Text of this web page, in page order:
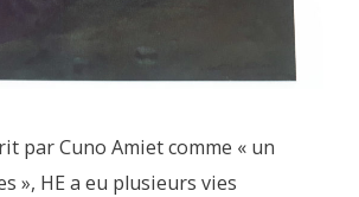
par Cuno Amiet comme « un
», HE a eu plusieurs vies